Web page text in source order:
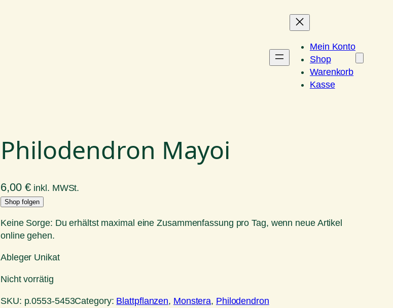
Mein Konto
Shop
Warenkorb
Kasse
Philodendron Mayoi
6,00 € inkl. MWSt.
Shop folgen
Keine Sorge: Du erhältst maximal eine Zusammenfassung pro Tag, wenn neue Artikel
online gehen.
Ableger Unikat
Nicht vorrätig
SKU: p.0553-5453Category: Blattpflanzen, Monstera, Philodendron